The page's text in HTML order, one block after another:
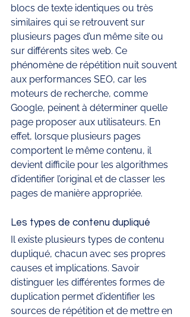
blocs de texte identiques ou très
similaires qui se retrouvent sur
plusieurs pages d’un même site ou
sur différents sites web. Ce
phénomène de répétition nuit souvent
aux performances SEO, car les
moteurs de recherche, comme
Google, peinent à déterminer quelle
page proposer aux utilisateurs. En
effet, lorsque plusieurs pages
comportent le même contenu, il
devient difficile pour les algorithmes
d’identifier l’original et de classer les
pages de manière appropriée.
Les types de contenu dupliqué
Il existe plusieurs types de contenu
dupliqué, chacun avec ses propres
causes et implications. Savoir
distinguer les différentes formes de
duplication permet d’identifier les
sources de répétition et de mettre en